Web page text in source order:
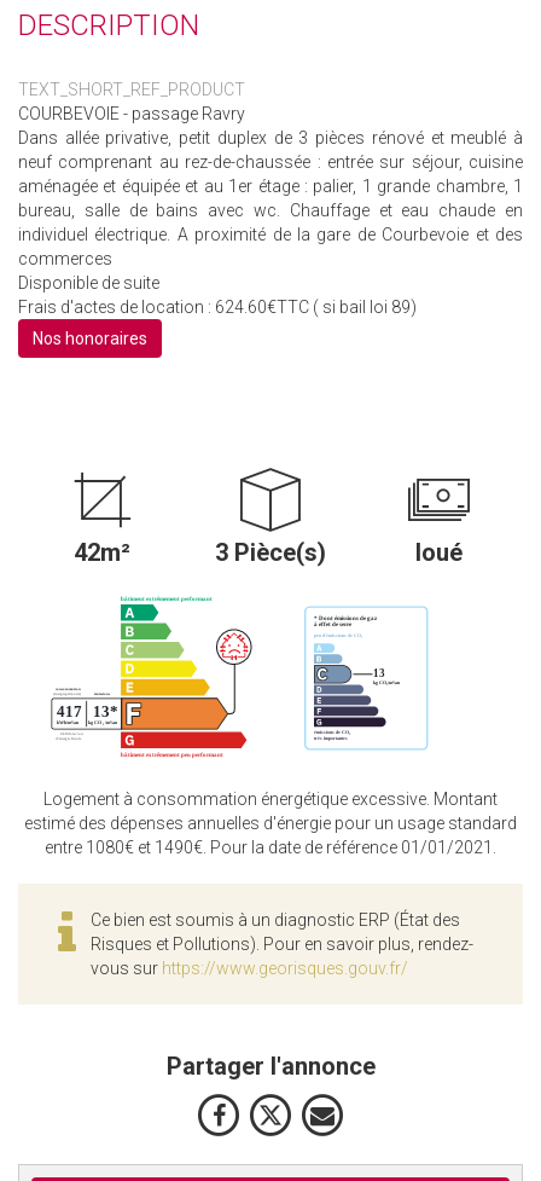
DESCRIPTION
TEXT_SHORT_REF_PRODUCT
COURBEVOIE - passage Ravry
Dans allée privative, petit duplex de 3 pièces rénové et meublé à
neuf comprenant au rez-de-chaussée : entrée sur séjour, cuisine
aménagée et équipée et au 1er étage : palier, 1 grande chambre, 1
bureau, salle de bains avec wc. Chauffage et eau chaude en
individuel électrique. A proximité de la gare de Courbevoie et des
commerces
Disponible de suite
Frais d'actes de location : 624.60€TTC ( si bail loi 89)
Nos honoraires
42m² 3 Pièce(s) loué
Logement à consommation énergétique excessive. Montant
estimé des dépenses annuelles d'énergie pour un usage standard
entre 1080€ et 1490€. Pour la date de référence 01/01/2021.
Ce bien est soumis à un diagnostic ERP (État des
Risques et Pollutions). Pour en savoir plus, rendez-
vous sur https://www.georisques.gouv.fr/
Partager l'annonce